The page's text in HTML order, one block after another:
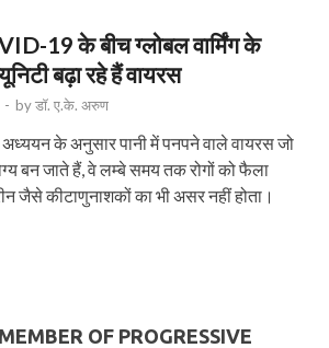
19 के बीच ग्‍लोबल वार्मिंग के
बढ़ा रहे हैं वायरस
- byडॉ. ए.के. अरुण
अध्ययन के अनुसार पानी में पनपने वाले वायरस जो
बन जाते हैं, वे लम्बे समय तक रोगों को फैला
जैसे कीटाणुनाशकों का भी असर नहीं होता।
OF PROGRESSIVE